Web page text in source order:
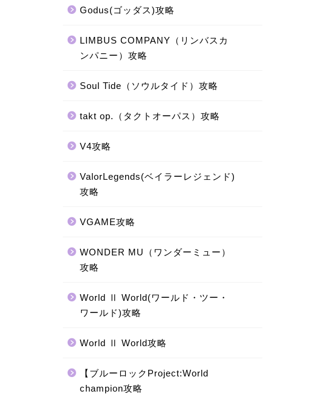
Godus(ゴッダス)攻略
LIMBUS COMPANY（リンバスカ
ンパニー）攻略
Soul Tide（ソウルタイド）攻略
takt op.（タクトオーパス）攻略
V4攻略
ValorLegends(ベイラーレジェンド)
攻略
VGAME攻略
WONDER MU（ワンダーミュー）
攻略
World Ⅱ World(ワールド・ツー・
ワールド)攻略
World Ⅱ World攻略
【ブルーロックProject:World
champion攻略